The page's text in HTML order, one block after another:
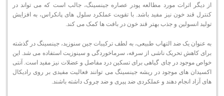
از دیگر اثرات مورد مطالعه پودر عصاره جینسینگ، جالب است که می تواند در
کنترل قند خون نیز مفید باشد. با تقویت عملکرد سلول های پانکراس، به افزایش
تولید انسولین و جذب بهتر قند خون در بافت ها کمک می کند.
به عنوان یک ضد التهاب طبیعی، به لطف ترکیبات جین سنوزید، جینسینگ در گذشته
برای کاهش تحریک ناشی از سرفه، سرماخوردگی و سینوزیت استفاده می شد. این
خواص موجود در چای گیاهی برای تسکین درد مفاصل و عضلات نیز مفید است. آنتی
اکسیدان های موجود در ریشه جینسینگ می توانند فعالیت مفیدی بر روی رادیکال
های آزاد انجام دهند و عملکردی ضد پیری و ضد چروک داشته باشند.